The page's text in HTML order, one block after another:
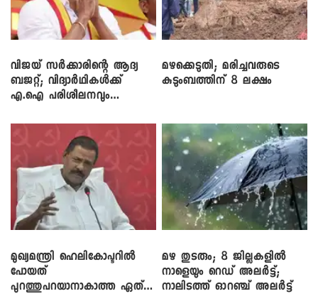
വിജയ് സർക്കാരിന്റെ ആദ്യ
ബജറ്റ്; വിദ്യാർഥികൾക്ക്
എ.ഐ പരിശീലനവും
മഴക്കെടുതി; മരിച്ചവരുടെ
കുടുംബത്തിന് 8 ലക്ഷം
മുഖ്യമന്ത്രി ഹെലികോപ്ടറിൽ
പോയത്
പുറത്തുപറയാനാകാത്ത ഏത്
മഴ തുടരും; 8 ജില്ലകളിൽ
നാളെയും റെഡ് അലർട്ട്;
നാലിടത്ത് ഓറഞ്ച് അലർട്ട്